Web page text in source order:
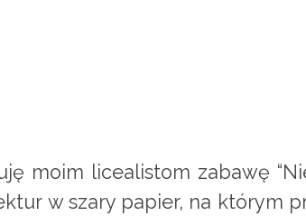
moim licealistom zabawę
w szary papier, na którym